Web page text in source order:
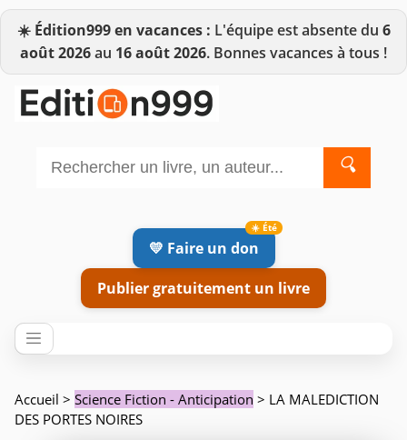
☀️ Édition999 en vacances : L'équipe est absente du 6
août 2026au 16 août 2026. Bonnes vacances à tous !
🔍
💛 Faire un don
Publier gratuitement un livre
Accueil > Science Fiction - Anticipation > LA MALEDICTION
DES PORTES NOIRES